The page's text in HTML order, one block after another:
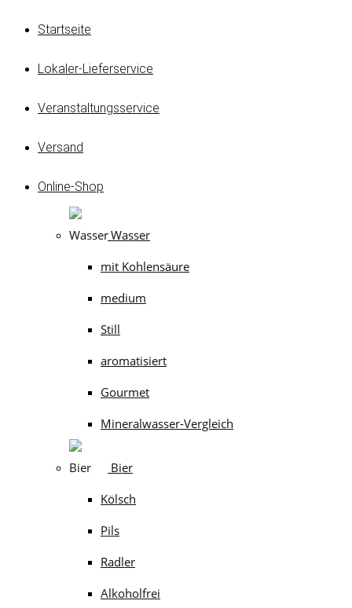
Startseite
Lokaler-Lieferservice
Veranstaltungsservice
Versand
Online-Shop
Wasser
mit Kohlensäure
medium
Still
aromatisiert
Gourmet
Mineralwasser-Vergleich
Bier
Kölsch
Pils
Radler
Alkoholfrei